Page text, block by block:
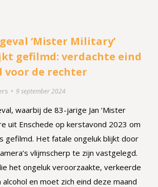
‘Mister Military’
gefilmd: verdachte eind
voor de rechter
9 september 2024
waarbij de 83-jarige Jan ‘Mister
uit Enschede op kerstavond 2023 om
gefilmd. Het fatale ongeluk blijkt door
vlijmscherp te zijn vastgelegd.
het ongeluk veroorzaakte, verkeerde
en moet zich eind deze maand